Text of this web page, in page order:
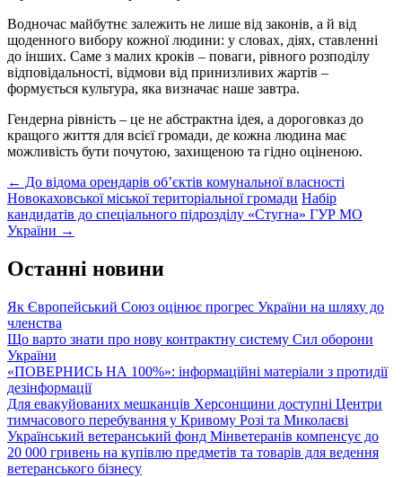
Водночас майбутнє залежить не лише від законів, а й від
щоденного вибору кожної людини: у словах, діях, ставленні
до інших. Саме з малих кроків – поваги, рівного розподілу
відповідальності, відмови від принизливих жартів –
формується культура, яка визначає наше завтра.
Гендерна рівність – це не абстрактна ідея, а дороговказ до
кращого життя для всієї громади, де кожна людина має
можливість бути почутою, захищеною та гідно оціненою.
Post
navigation
← До відома орендарів об’єктів комунальної власності
Новокаховської міської територіальної громади Набір
кандидатів до спеціального підрозділу «Стугна» ГУР МО
України →
Останні новини
Як Європейський Союз оцінює прогрес України на шляху до
членства
Що варто знати про нову контрактну систему Сил оборони
України
«ПОВЕРНИСЬ НА 100%»: інформаційні матеріали з протидії
дезінформації
Для евакуйованих мешканців Херсонщини доступні Центри
тимчасового перебування у Кривому Розі та Миколаєві
Український ветеранський фонд Мінветеранів компенсує до
20 000 гривень на купівлю предметів та товарів для ведення
ветеранського бізнесу